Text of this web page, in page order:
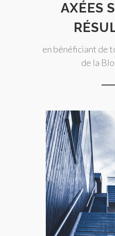
AXÉES
en bénéficiant de
de la